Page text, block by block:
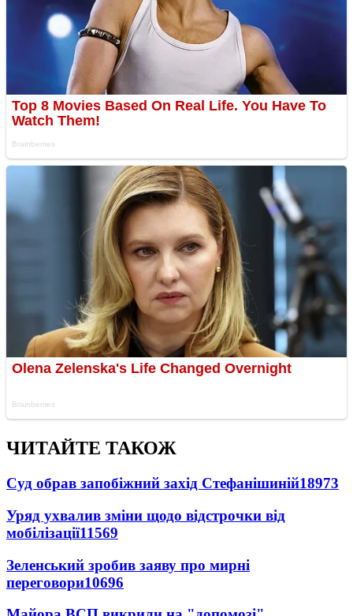
ЧИТАЙТЕ ТАКОЖ
Суд обрав запобіжний захід Стефанішиній18973
Уряд ухвалив зміни щодо відстрочки від
мобілізації11569
Зеленський зробив заяву про мирні
переговори10696